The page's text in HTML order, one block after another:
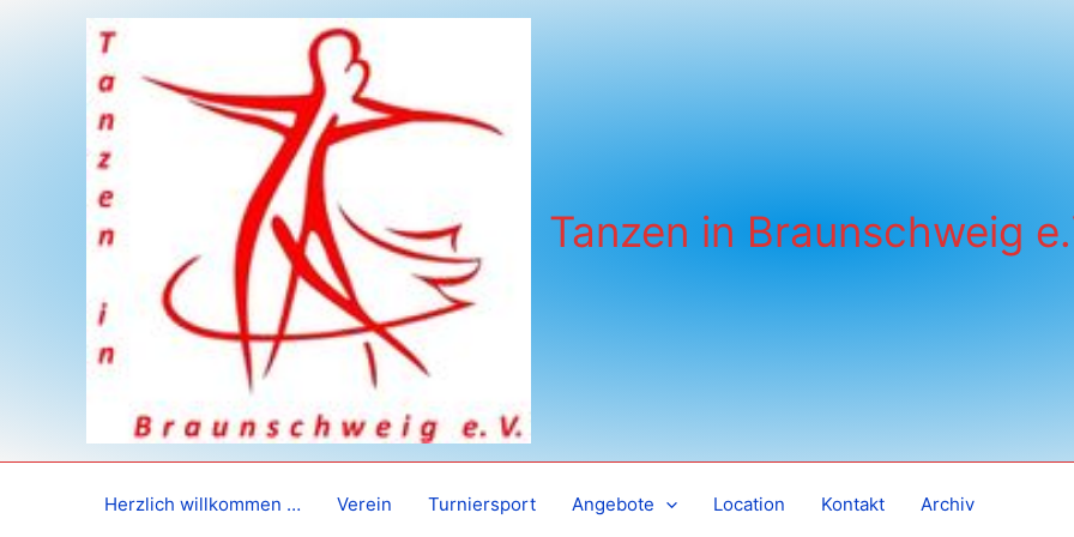
Tanzen in Braunschweig
Herzlich willkommen … Verein Turniersport Angebote Location Kontakt Archiv